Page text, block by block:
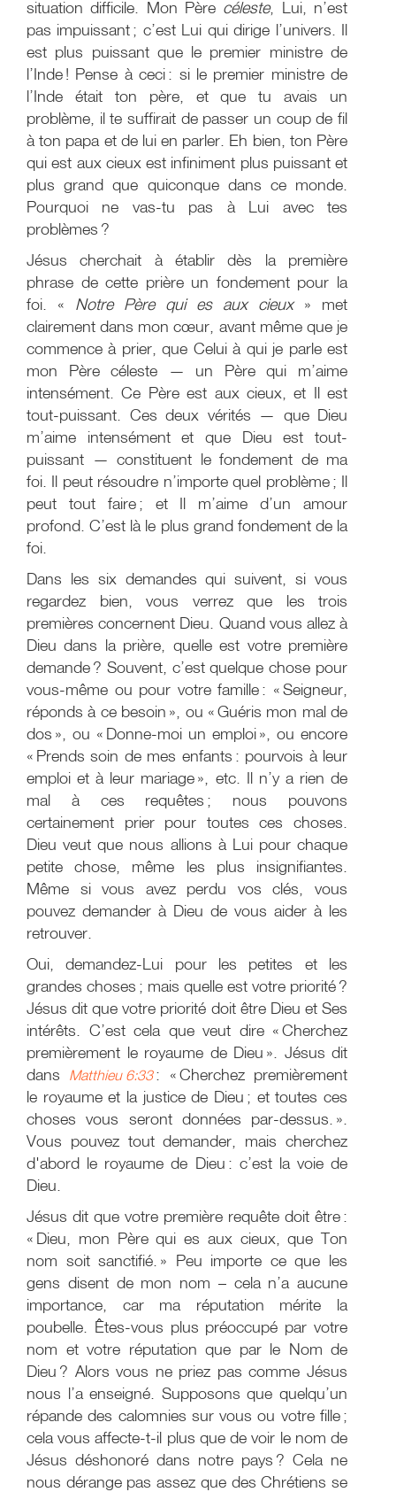
situation difficile. Mon Père céleste, Lui, n’est
pas impuissant ; c’est Lui qui dirige l’univers. Il
est plus puissant que le premier ministre de
l’Inde ! Pense à ceci : si le premier ministre de
l’Inde était ton père, et que tu avais un
problème, il te suffirait de passer un coup de fil
à ton papa et de lui en parler. Eh bien, ton Père
qui est aux cieux est infiniment plus puissant et
plus grand que quiconque dans ce monde.
Pourquoi ne vas-tu pas à Lui avec tes
problèmes ?
Jésus cherchait à établir dès la première
phrase de cette prière un fondement pour la
foi. « Notre Père qui es aux cieux» met
clairement dans mon cœur, avant même que je
commence à prier, que Celui à qui je parle est
mon Père céleste — un Père qui m’aime
intensément. Ce Père est aux cieux, et Il est
tout-puissant. Ces deux vérités — que Dieu
m’aime intensément et que Dieu est tout-
puissant — constituent le fondement de ma
foi. Il peut résoudre n’importe quel problème ; Il
peut tout faire ; et Il m’aime d’un amour
profond. C’est là le plus grand fondement de la
foi.
Dans les six demandes qui suivent, si vous
regardez bien, vous verrez que les trois
premières concernent Dieu. Quand vous allez à
Dieu dans la prière, quelle est votre première
demande ? Souvent, c’est quelque chose pour
vous-même ou pour votre famille : « Seigneur,
réponds à ce besoin », ou « Guéris mon mal de
dos », ou « Donne-moi un emploi », ou encore
« Prends soin de mes enfants : pourvois à leur
emploi et à leur mariage », etc. Il n’y a rien de
mal à ces requêtes ; nous pouvons
certainement prier pour toutes ces choses.
Dieu veut que nous allions à Lui pour chaque
petite chose, même les plus insignifiantes.
Même si vous avez perdu vos clés, vous
pouvez demander à Dieu de vous aider à les
retrouver.
Oui, demandez-Lui pour les petites et les
grandes choses ; mais quelle est votre priorité ?
Jésus dit que votre priorité doit être Dieu et Ses
intérêts. C’est cela que veut dire « Cherchez
premièrement le royaume de Dieu ». Jésus dit
dans Matthieu 6:33: « Cherchez premièrement
le royaume et la justice de Dieu ; et toutes ces
choses vous seront données par-dessus. ».
Vous pouvez tout demander, mais cherchez
d'abord le royaume de Dieu : c’est la voie de
Dieu.
Jésus dit que votre première requête doit être :
« Dieu, mon Père qui es aux cieux, que Ton
nom soit sanctifié. » Peu importe ce que les
gens disent de mon nom – cela n’a aucune
importance, car ma réputation mérite la
poubelle. Êtes-vous plus préoccupé par votre
nom et votre réputation que par le Nom de
Dieu ? Alors vous ne priez pas comme Jésus
nous l’a enseigné. Supposons que quelqu’un
répande des calomnies sur vous ou votre fille ;
cela vous affecte-t-il plus que de voir le nom de
Jésus déshonoré dans notre pays ? Cela ne
nous dérange pas assez que des Chrétiens se